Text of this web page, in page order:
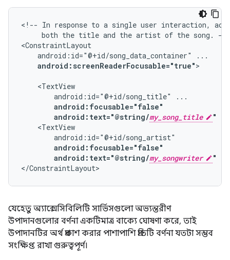
<!-- In response to a single user interaction,
both the title and the artist of the song.
-->
android:id="@+id/song_data_container"
android:screenReaderFocusable="true">
android:id="@+id/song_title"
android:focusable="false"
android:text="@string/my_song_title "
android:focusable="false"
android:text="@string/my_songwriter "
</ConstraintLayout>
যেহেতু অ্যাক্সেসিবিলিটি সার্ভিসগুলো অভ্যন্তরীণ
উপাদানগুলোর বর্ণনা একটিমাত্র বাক্যে ঘোষণা করে, তাই
উপাদানটির অর্থ প্রকাশ করার পাশাপাশি প্রতিটি বর্ণনা যতটা সম্ভব
সংক্ষিপ্ত রাখা গুরুত্বপূর্ণ।